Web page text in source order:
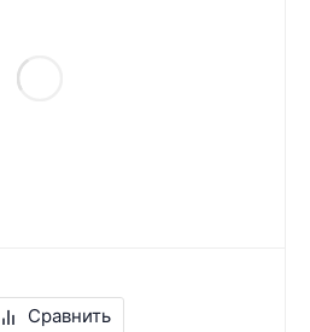
Сравнить